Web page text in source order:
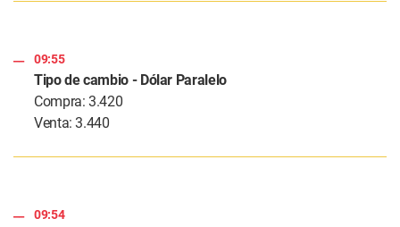
09:55
Tipo de cambio - Dólar Paralelo
Compra: 3.420
Venta: 3.440
09:54